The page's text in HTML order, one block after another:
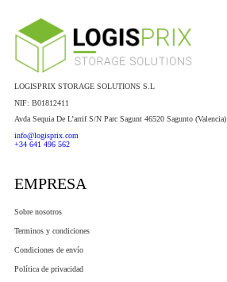
LOGISPRIX STORAGE SOLUTIONS S.L
NIF: B01812411
Avda Sequia De L’arrif S/N Parc Sagunt 46520 Sagunto (Valencia)
info@logisprix.com
+34 641 496 562
EMPRESA
Sobre nosotros
Terminos y condiciones
Condiciones de envío
Política de privacidad